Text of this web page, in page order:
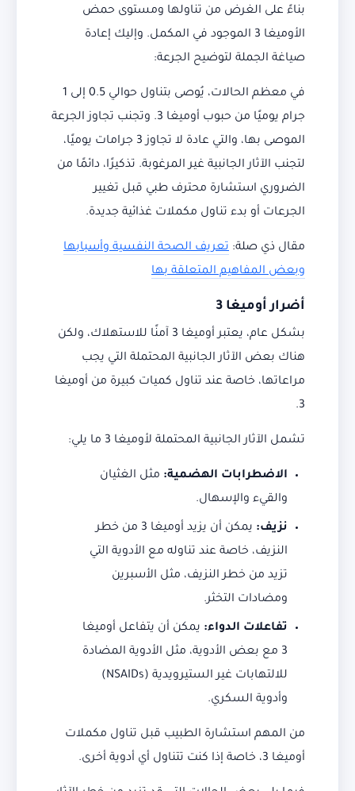
بناءً على الغرض من تناولها ومستوى حمض
الأوميغا 3 الموجود في المكمل. وإليك إعادة
صياغة الجملة لتوضيح الجرعة:
في معظم الحالات، يُوصى بتناول حوالي 0.5 إلى 1
جرام يوميًا من حبوب أوميغا 3. وتجنب تجاوز الجرعة
الموصى بها، والتي عادة لا تجاوز 3 جرامات يوميًا،
لتجنب الآثار الجانبية غير المرغوبة. تذكيرًا، دائمًا من
الضروري استشارة محترف طبي قبل تغيير
الجرعات أو بدء تناول مكملات غذائية جديدة.
مقال ذي صلة: تعريف الصحة النفسية وأسبابها
وبعض المفاهيم المتعلقة بها
أضرار أوميغا 3
بشكل عام، يعتبر أوميغا 3 آمنًا للاستهلاك، ولكن
هناك بعض الآثار الجانبية المحتملة التي يجب
مراعاتها، خاصة عند تناول كميات كبيرة من أوميغا
3.
تشمل الآثار الجانبية المحتملة لأوميغا 3 ما يلي:
الاضطرابات الهضمية: مثل الغثيان
والقيء والإسهال.
نزيف:
يمكن أن يزيد أوميغا 3 من خطر
النزيف، خاصة عند تناوله مع الأدوية التي
تزيد من خطر النزيف، مثل الأسبرين
ومضادات التخثر.
تفاعلات الدواء: يمكن أن يتفاعل أوميغا
3 مع بعض الأدوية، مثل الأدوية المضادة
للالتهابات غير الستيرويدية (NSAIDs)
وأدوية السكري.
من المهم استشارة الطبيب قبل تناول مكملات
أوميغا 3، خاصة إذا كنت تتناول أي أدوية أخرى.